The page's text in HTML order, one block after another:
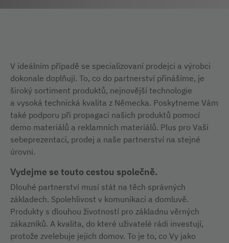
V ideálním případě se specializovaní prodejci a výrobci
dokonale doplňují. To, co do partnerství přinášíme, je
široký sortiment produktů, nejnovější technologie
a vysoká technická kvalita z Německa. Poskytneme Vám
také podporu při propagaci našich produktů pomocí
demo materiálů a reklamních materiálů. Plus pro Vaši
sebeprezentaci, prodej a naše partnerství na stejné
úrovni.
Vydejme se touto cestou společně.
Dlouhé partnerství musí stát na těch správných
základech. Spolehlivost v komunikaci a domluvě.
Produkty s dlouhou životností pro základnu věrných
zákazníků. A kvalita, do které uživatelé rádi investují,
protože zvelebuje jejich domov. To je to, co Vy jako